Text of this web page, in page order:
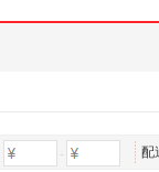
- 配